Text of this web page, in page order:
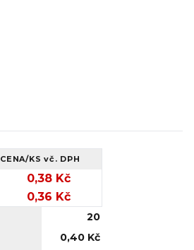
CENA/KSvč. DPH
0,38 Kč
0,36 Kč
20
0,40 Kč